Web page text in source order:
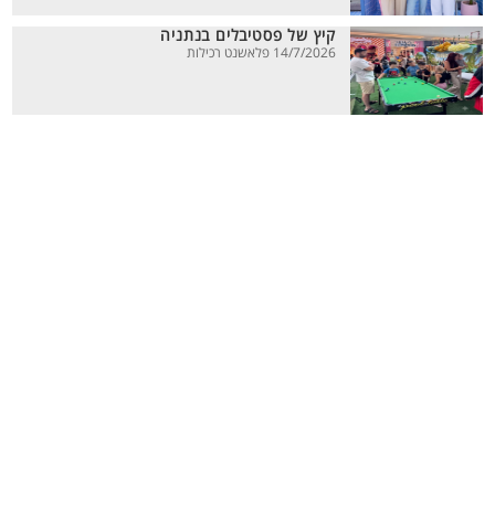
קיץ של פסטיבלים בנתניה
14/7/2026 פלאשנט רכילות